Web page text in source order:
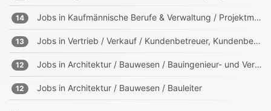
14 Jobs in Kaufmännische Berufe & Verwaltung / Projektmanagement, Projektleitung
13 Jobs in Vertrieb / Verkauf / Kundenbetreuer, Kundenberater
12 Jobs in Architektur / Bauwesen / Bauingenieur- und Vermessungswesen
12 Jobs in Architektur / Bauwesen / Bauleiter